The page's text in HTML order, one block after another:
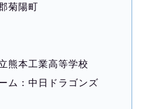
菊陽町
熊本工業高等学校
ム：中日ドラゴンズ